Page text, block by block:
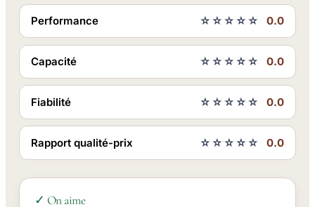
Performance ☆☆☆☆☆ 0.0
Capacité ☆☆☆☆☆ 0.0
Fiabilité ☆☆☆☆☆ 0.0
Rapport qualité-prix ☆☆☆☆☆ 0.0
✓ On aime